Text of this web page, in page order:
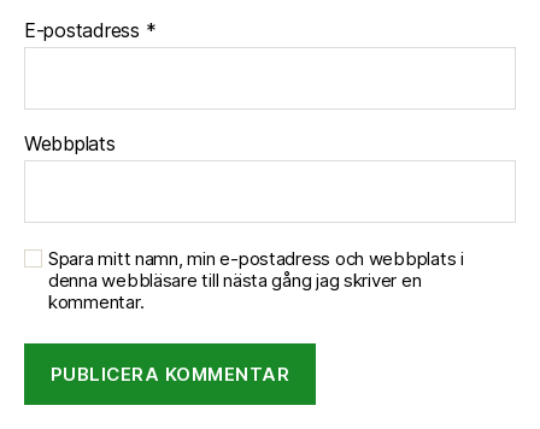
E-postadress *
Webbplats
Spara mitt namn, min e-postadress och webbplats i
denna webbläsare till nästa gång jag skriver en
kommentar.